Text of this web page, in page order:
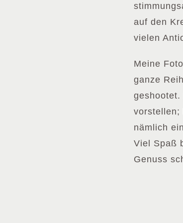
auf den
vielen
Meine
ganze
geshootet.
vorstellen;
nämlich
Viel Spaß
Genuss